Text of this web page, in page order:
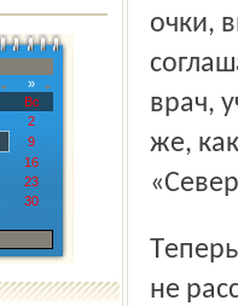
»
Вс
2
9
16
23
30
очки,
врач,
же,
Теперь уже четвёртое поколение нашего рода с газетой
не